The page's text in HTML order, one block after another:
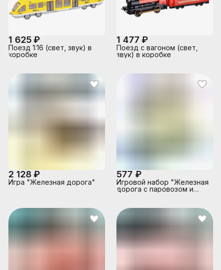
1 625 ₽
Поезд 1:16 (свет, звук) в
коробке
1 477 ₽
Поезд с вагоном (свет,
звук) в коробке
2 128 ₽
Игра "Железная дорога"
577 ₽
Игровой набор "Железная
дорога с паровозом и